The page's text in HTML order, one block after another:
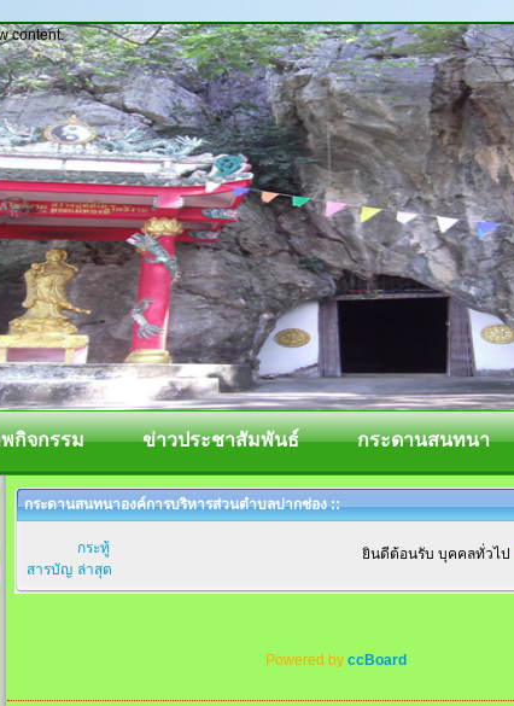
content.
กิจกรรม ข่าวประชาสัมพันธ์ กระดานสนทนา
กระดานสนทนาองค์การบริหารส่วนตำบลปากช่อง ::
สารบัญ
กระทู้
ล่าสุด
ยินดีต้อนรับ บุคคลทั่วไป
Powered byccBoard